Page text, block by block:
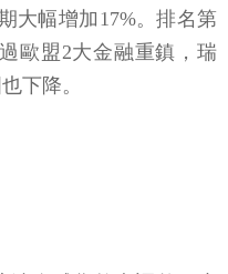
大幅增加17%。排名第
歐盟2大金融重鎮，瑞
下降。